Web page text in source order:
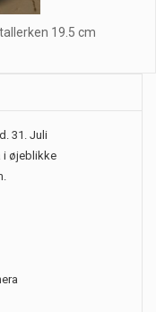
19.5 cm
31. Juli
i øjeblikke